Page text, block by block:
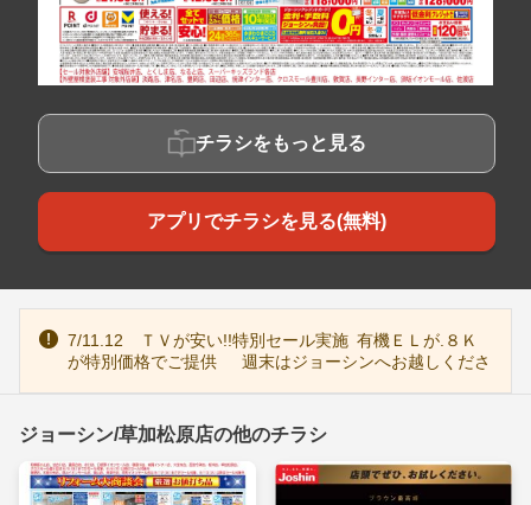
チラシをもっと見る
アプリでチラシを見る(無料)
7/11.12 ＴＶが安い!!特別セール実施 有機ＥＬが.８Ｋ
が特別価格でご提供 週末はジョーシンへお越しくださ
ジョーシン/草加松原店の他のチラシ